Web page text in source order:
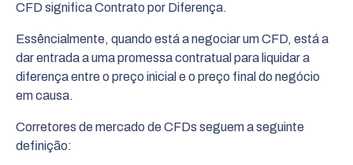
CFD significa Contrato por Diferença.
Essêncialmente, quando está a negociar um CFD, está a
dar entrada a uma promessa contratual para liquidar a
diferença entre o preço inicial e o preço final do negócio
em causa.
Corretores de mercado de CFDs seguem a seguinte
definição: